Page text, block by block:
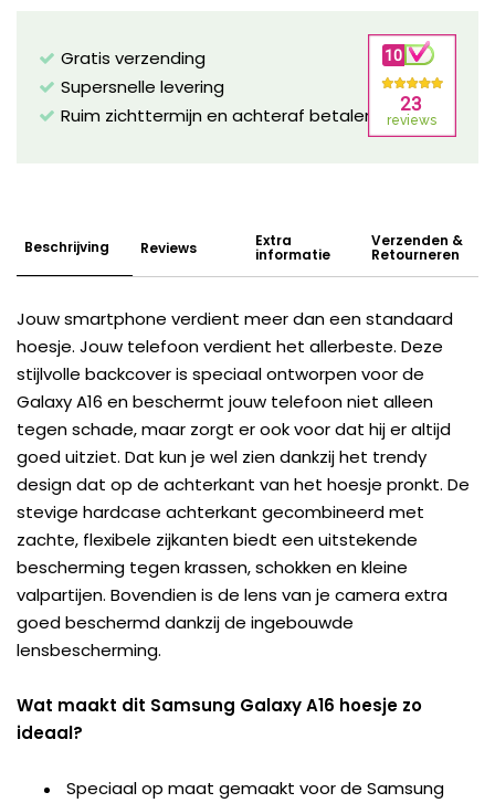
Gratis verzending
Supersnelle levering
Ruim zichttermijn en achteraf betalen mogelijk!
Beschrijving Reviews Extra
informatie
Verzenden &
Retourneren
Jouw smartphone verdient meer dan een standaard
hoesje. Jouw telefoon verdient het allerbeste. Deze
stijlvolle backcover is speciaal ontworpen voor de
Galaxy A16 en beschermt jouw telefoon niet alleen
tegen schade, maar zorgt er ook voor dat hij er altijd
goed uitziet. Dat kun je wel zien dankzij het trendy
design dat op de achterkant van het hoesje pronkt. De
stevige hardcase achterkant gecombineerd met
zachte, flexibele zijkanten biedt een uitstekende
bescherming tegen krassen, schokken en kleine
valpartijen. Bovendien is de lens van je camera extra
goed beschermd dankzij de ingebouwde
lensbescherming.
Wat maakt dit Samsung Galaxy A16 hoesje zo
ideaal?
Speciaal op maat gemaakt voor de Samsung